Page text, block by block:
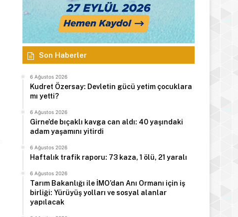
Son Haberler
6 Ağustos 2026
Kudret Özersay: Devletin gücü yetim çocuklara
mı yetti?
6 Ağustos 2026
Girne’de bıçaklı kavga can aldı: 40 yaşındaki
adam yaşamını yitirdi
6 Ağustos 2026
Haftalık trafik raporu: 73 kaza, 1 ölü, 21 yaralı
6 Ağustos 2026
Tarım Bakanlığı ile İMO’dan Anı Ormanı için iş
birliği: Yürüyüş yolları ve sosyal alanlar
yapılacak